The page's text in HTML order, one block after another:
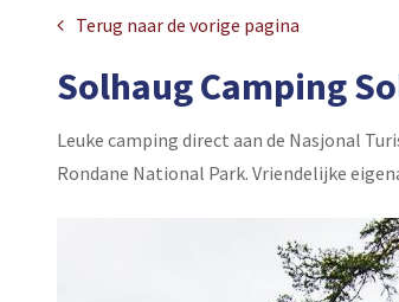
Terug naar de vorige pagina
Solhaug Camping
Leuke camping direct aan de Nasjonal
Rondane National Park. Vriendelijke